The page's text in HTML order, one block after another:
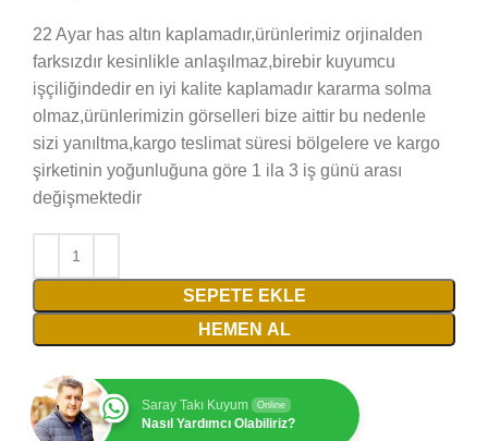
22 Ayar has altın kaplamadır,ürünlerimiz orjinalden
farksızdır kesinlikle anlaşılmaz,birebir kuyumcu
işçiliğindedir en iyi kalite kaplamadır kararma solma
olmaz,ürünlerimizin görselleri bize aittir bu nedenle
sizi yanıltma,kargo teslimat süresi bölgelere ve kargo
şirketinin yoğunluğuna göre 1 ila 3 iş günü arası
değişmektedir
SEPETE EKLE
HEMEN AL
Saray Takı Kuyum Online
Nasıl Yardımcı Olabiliriz?